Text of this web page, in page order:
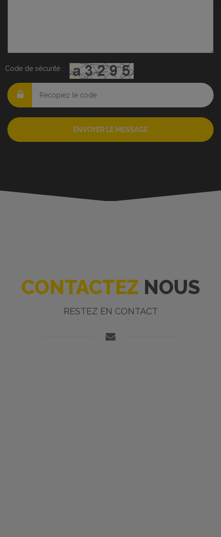
Code de sécurité :
ENVOYER LE MESSAGE
CONTACTEZ NOUS
RESTEZ EN CONTACT